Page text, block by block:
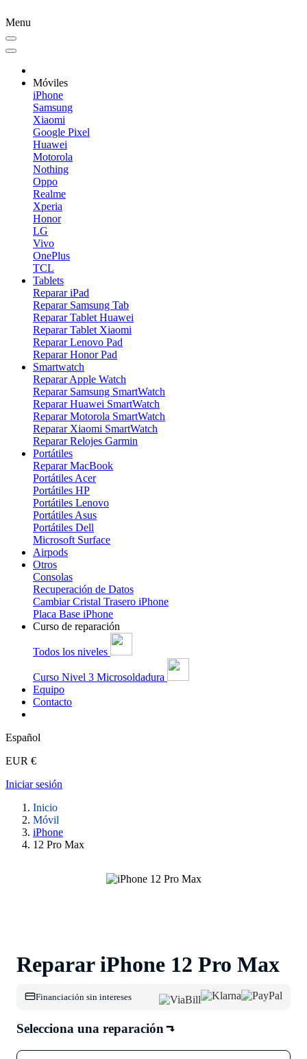
Menu
Móviles
iPhone
Samsung
Xiaomi
Google Pixel
Huawei
Motorola
Nothing
Oppo
Realme
Xperia
Honor
LG
Vivo
OnePlus
TCL
Tablets
Reparar iPad
Reparar Samsung Tab
Reparar Tablet Huawei
Reparar Tablet Xiaomi
Reparar Lenovo Pad
Reparar Honor Pad
Smartwatch
Reparar Apple Watch
Reparar Samsung SmartWatch
Reparar Huawei SmartWatch
Reparar Motorola SmartWatch
Reparar Xiaomi SmartWatch
Reparar Relojes Garmin
Portátiles
Reparar MacBook
Portátiles Acer
Portátiles HP
Portátiles Lenovo
Portátiles Asus
Portátiles Dell
Microsoft Surface
Airpods
Otros
Consolas
Recuperación de Datos
Cambiar Cristal Trasero iPhone
Placa Base iPhone
Curso de reparación
Todos los niveles
Curso Nivel 3 Microsoldadura
Equipo
Contacto
Español
EUR €
Iniciar sesión
Inicio
Móvil
iPhone
12 Pro Max
Reparar iPhone 12 Pro Max
Financiación sin intereses
Selecciona una reparación